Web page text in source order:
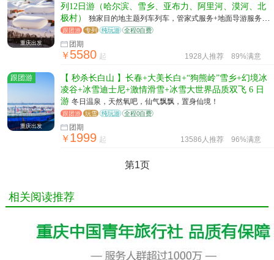
重庆出发
列12日游（哈尔滨、雪乡、亚布力、阿里河、漠河、北
极村）
独家目的地主题列车列车，管家式服务+地面导游服务
+全程队医
跟团游 专列 纯玩游 全程0自费
团期
￥5580 起 1928人推荐 89%满意
跟团游
重庆出发
【 秒杀长白山 】长春+大美长白+“狗熊岭”雪乡+幻境冰
凌谷+冰雪迪士尼+激情滑雪+冰雪大世界品质双飞 6 日
游 冬日温泉，天然氧吧，仙气飘飘，置身仙境！
跟团游 玩雪 纯玩游 全程0自费
团期
￥1999 起 13586人推荐 96%满意
第1页
相关阅读推荐